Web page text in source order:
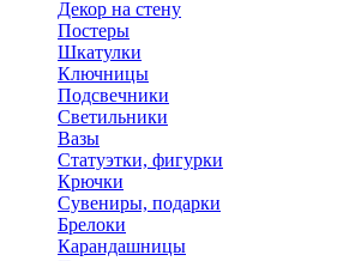
Декор на стену
Постеры
Шкатулки
Ключницы
Подсвечники
Светильники
Вазы
Статуэтки, фигурки
Крючки
Сувениры, подарки
Брелоки
Карандашницы